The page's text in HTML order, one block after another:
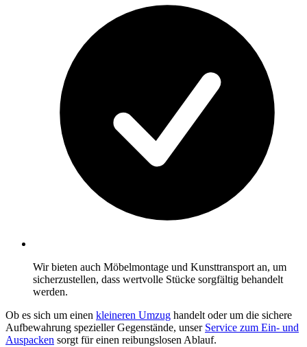
Wir bieten auch Möbelmontage und Kunsttransport an, um
sicherzustellen, dass wertvolle Stücke sorgfältig behandelt
werden.
Ob es sich um einen kleineren Umzug handelt oder um die sichere
Aufbewahrung spezieller Gegenstände, unser Service zum Ein- und
Auspacken sorgt für einen reibungslosen Ablauf.